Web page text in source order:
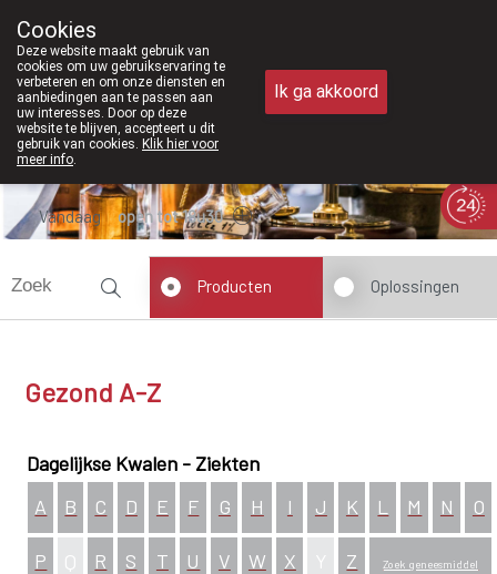
011/610300
Vandaag open tot 18u30
Gezond A-Z
Producten Oplossingen
Dagelijkse Kwalen - Ziekten
A
B C D E F G H I J K L M N O
P Q R S T U V W X Y Z Zoek geneesmiddel
Cookies
Deze website maakt gebruik van
cookies om uw gebruikservaring te
verbeteren en om onze diensten en
aanbiedingen aan te passen aan
uw interesses. Door op deze
website te blijven, accepteert u dit
gebruik van cookies. Klik hier voor
meer info.
Ik ga akkoord